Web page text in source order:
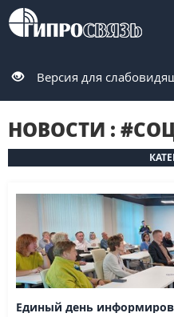
Версия для
НОВОСТИ :
Единый день